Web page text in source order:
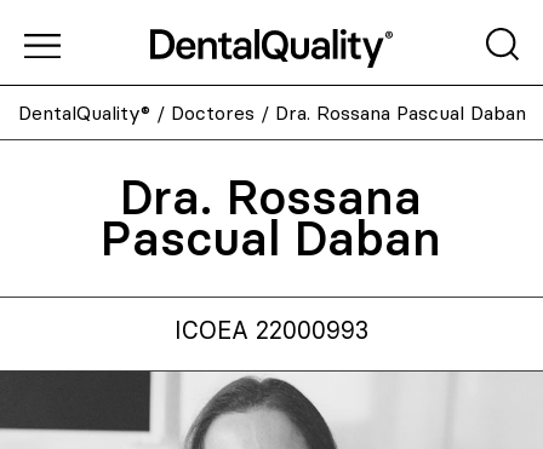
DentalQuality® / Doctores / Dra. Rossana Pascual Daban
Dra. Rossana
Pascual Daban
ICOEA 22000993